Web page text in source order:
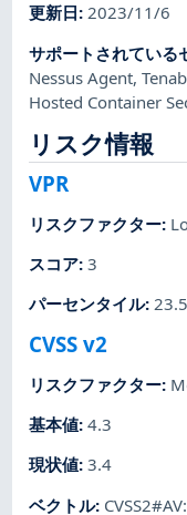
更新日:2023/11/6
サポートされている
Nessus Agent,
Hosted Container
リスク情報
VPR
リスクファクター:
スコア:3
パーセンタイル:
CVSS v2
リスクファクター:
基本値:4.3
現状値:3.4
ベクトル: